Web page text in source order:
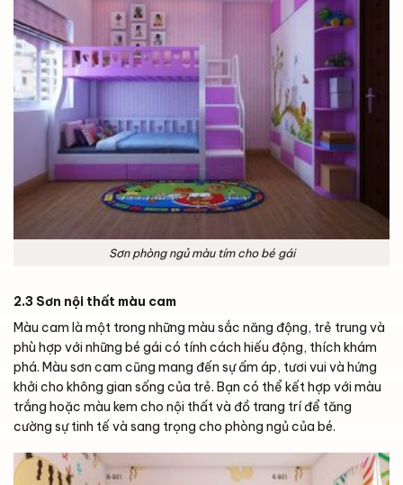
Sơn phòng ngủ màu tím cho bé gái
2.3 Sơn nội thất màu cam
Màu cam là một trong những màu sắc năng động, trẻ trung và
phù hợp với những bé gái có tính cách hiếu động, thích khám
phá. Màu sơn cam cũng mang đến sự ấm áp, tươi vui và hứng
khởi cho không gian sống của trẻ. Bạn có thể kết hợp với màu
trắng hoặc màu kem cho nội thất và đồ trang trí để tăng
cường sự tinh tế và sang trọng cho phòng ngủ của bé.